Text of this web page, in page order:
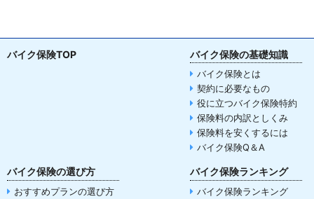
バイク保険TOP バイク保険の基礎知識
バイク保険とは
契約に必要なもの
役に立つバイク保険特約
保険料の内訳としくみ
保険料を安くするには
バイク保険Q＆A
バイク保険の選び方
おすすめプランの選び方
バイク保険ランキング
バイク保険ランキング